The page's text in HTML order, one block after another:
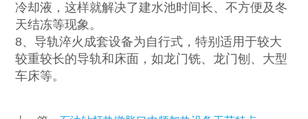
冷却液，这样就解决了建水池时间长、不方便及冬
天结冻等现象。
8、导轨淬火成套设备为自行式，特别适用于较大
较重较长的导轨和床面，如龙门铣、龙门刨、大型
车床等。